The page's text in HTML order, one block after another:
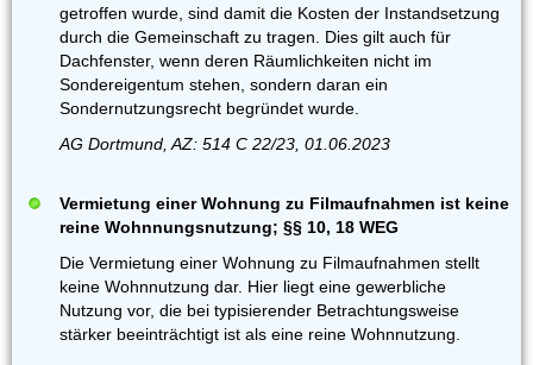
getroffen wurde, sind damit die Kosten der Instandsetzung
durch die Gemeinschaft zu tragen. Dies gilt auch für
Dachfenster, wenn deren Räumlichkeiten nicht im
Sondereigentum stehen, sondern daran ein
Sondernutzungsrecht begründet wurde.
AG Dortmund, AZ: 514 C 22/23, 01.06.2023
Vermietung einer Wohnung zu Filmaufnahmen ist keine
reine Wohnnungsnutzung; §§ 10, 18 WEG
Die Vermietung einer Wohnung zu Filmaufnahmen stellt
keine Wohnnutzung dar. Hier liegt eine gewerbliche
Nutzung vor, die bei typisierender Betrachtungsweise
stärker beeinträchtigt ist als eine reine Wohnnutzung.